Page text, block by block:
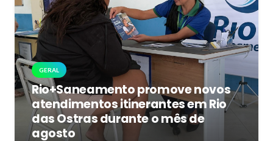
GERAL
Rio+Saneamento promove novos
atendimentos itinerantes em Rio
das Ostras durante o mês de
agosto